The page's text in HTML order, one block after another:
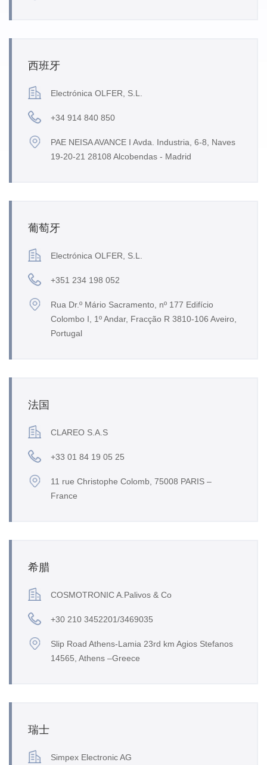
西班牙
Electrónica OLFER, S.L.
+34 914 840 850
PAE NEISA AVANCE I Avda. Industria, 6-8, Naves
19-20-21 28108 Alcobendas - Madrid
葡萄牙
Electrónica OLFER, S.L.
+351 234 198 052
Rua Dr.º Mário Sacramento, nº 177 Edifício
Colombo I, 1º Andar, Fracção R 3810-106 Aveiro,
Portugal
法国
CLAREO S.A.S
+33 01 84 19 05 25
11 rue Christophe Colomb, 75008 PARIS –
France
希腊
COSMOTRONIC A.Palivos & Co
+30 210 3452201/3469035
Slip Road Athens-Lamia 23rd km Agios Stefanos
14565, Athens –Greece
瑞士
Simpex Electronic AG